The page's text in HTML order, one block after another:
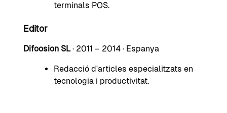
terminals POS.
Editor
Difoosion SL· 2011 – 2014 · Espanya
Redacció d'articles especialitzats en
tecnologia i productivitat.